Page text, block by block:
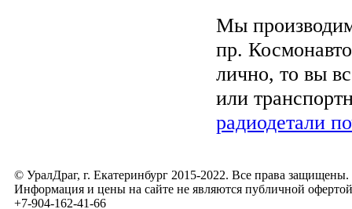
Мы производим
пр.
лично, то вы
или
радиодетали
© УралДраг, г. Екатеринбург 2015-2022. Все права защищены.
Информация и цены на сайте не являются публичной офертой
+7-904-162-41-66